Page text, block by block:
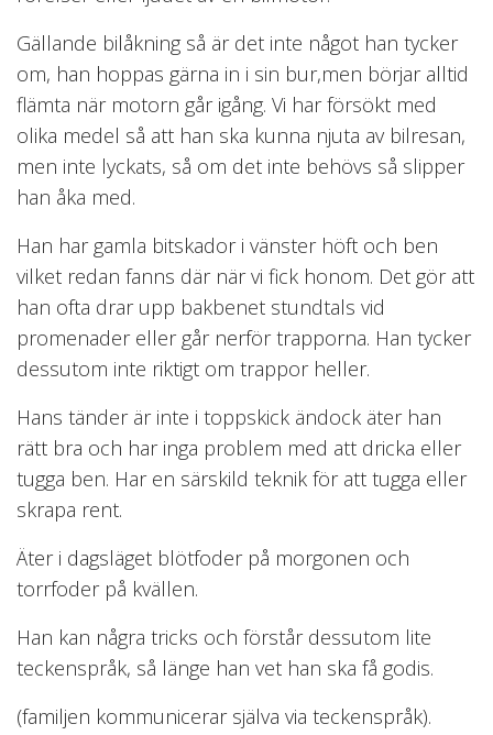
Gällande bilåkning så är det inte något han tycker
om, han hoppas gärna in i sin bur,men börjar alltid
flämta när motorn går igång. Vi har försökt med
olika medel så att han ska kunna njuta av bilresan,
men inte lyckats, så om det inte behövs så slipper
han åka med.
Han har gamla bitskador i vänster höft och ben
vilket redan fanns där när vi fick honom. Det gör att
han ofta drar upp bakbenet stundtals vid
promenader eller går nerför trapporna. Han tycker
dessutom inte riktigt om trappor heller.
Hans tänder är inte i toppskick ändock äter han
rätt bra och har inga problem med att dricka eller
tugga ben. Har en särskild teknik för att tugga eller
skrapa rent.
Äter i dagsläget blötfoder på morgonen och
torrfoder på kvällen.
Han kan några tricks och förstår dessutom lite
teckenspråk, så länge han vet han ska få godis.
(familjen kommunicerar själva via teckenspråk).